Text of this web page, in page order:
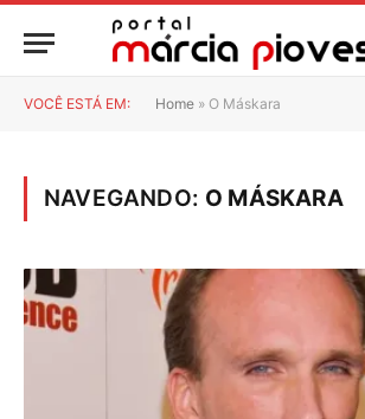
VOCÊ ESTÁ EM: Home » O Máskara
NAVEGANDO: O MÁSKARA